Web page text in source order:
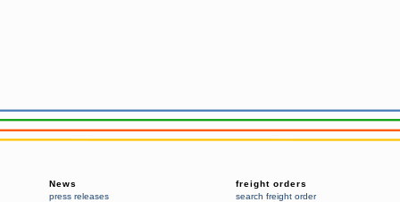
News
press releases
freight orders
search freight order